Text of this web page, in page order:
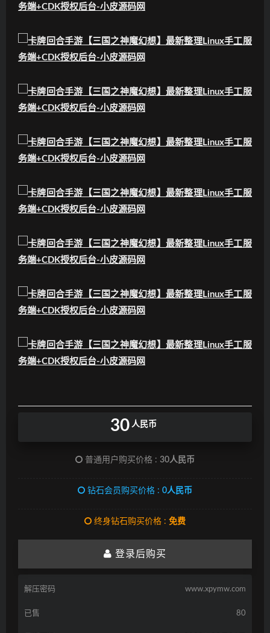
30 人民币
普通用户购买价格 : 30人民币
钻石会员购买价格 : 0人民币
终身钻石购买价格 : 免费
登录后购买
解压密码 www.xpymw.com
已售 80